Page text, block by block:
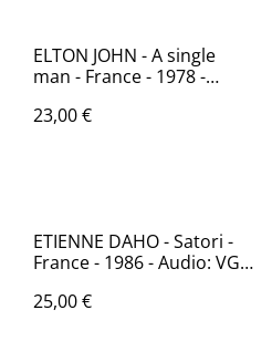
ELTON JOHN - A single
man - France - 1978 -
Records 9103 500
23,00 €
ETIENNE DAHO - Satori -
France - 1986 - Audio: VG+
25,00 €